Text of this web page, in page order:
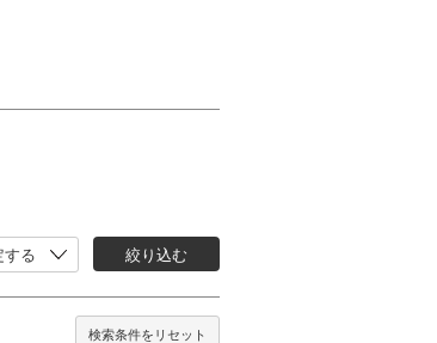
する
絞り込む
検索条件をリセット